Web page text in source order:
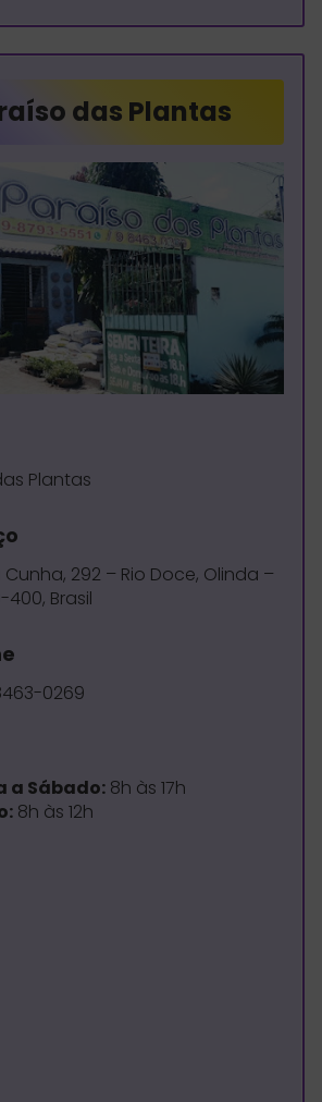
das Plantas
Plantas
Cunha, 292 – Rio Doce, Olinda –
400, Brasil
0269
a Sábado: 8h às 17h
8h às 12h